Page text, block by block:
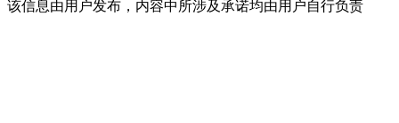
该信息由用户发布，内容中所涉及承诺均由用户自行负责